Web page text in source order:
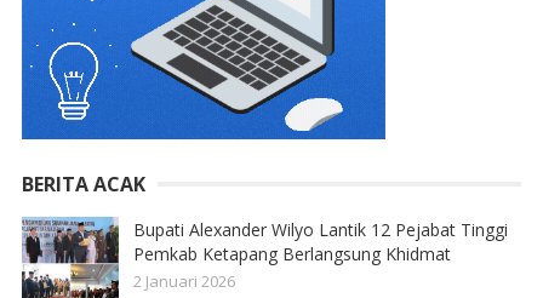
BERITA ACAK
Bupati Alexander Wilyo Lantik 12 Pejabat Tinggi
Pemkab Ketapang Berlangsung Khidmat
2 Januari 2026